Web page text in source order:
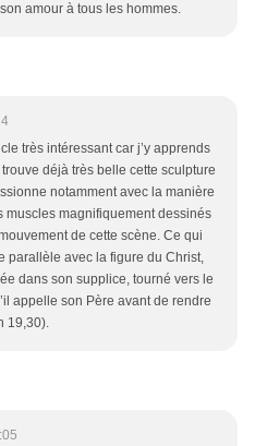
amour à tous les hommes.
très intéressant car j’y apprends
déjà très belle cette sculpture
notamment avec la manière
muscles magnifiquement dessinés
de cette scène. Ce qui
parallèle avec la figure du Christ,
dans son supplice, tourné vers le
appelle son Père avant de rendre
19,30).